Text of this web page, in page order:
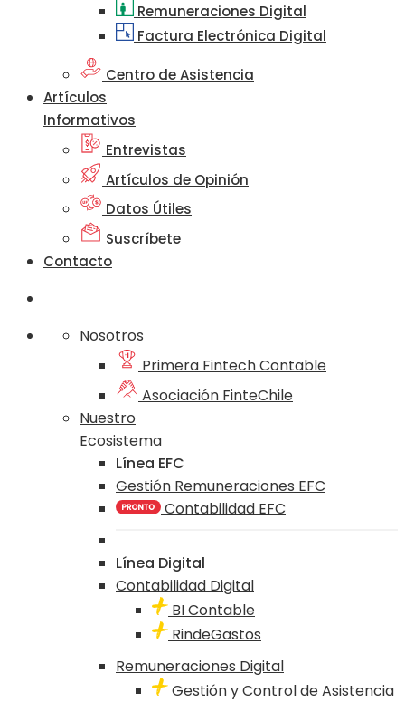
Remuneraciones Digital
Factura Electrónica Digital
Centro de Asistencia
Artículos
Informativos
Entrevistas
Artículos de Opinión
Datos Útiles
Suscríbete
Contacto
Nosotros
Primera Fintech Contable
Asociación FinteChile
Nuestro
Ecosistema
Línea EFC
Gestión Remuneraciones EFC
Contabilidad EFC
Línea Digital
Contabilidad Digital
BI Contable
RindeGastos
Remuneraciones Digital
Gestión y Control de Asistencia